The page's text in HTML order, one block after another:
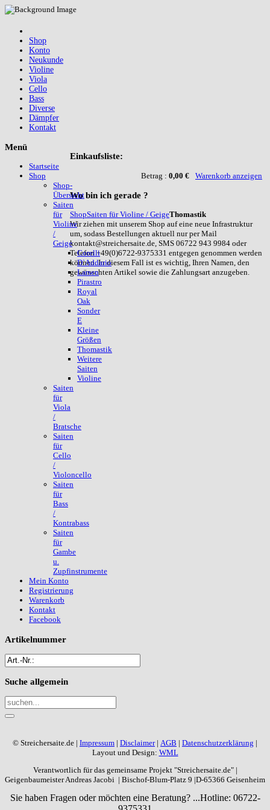
Shop
Konto
Neukunde
Violine
Viola
Cello
Bass
Diverse
Dämpfer
Kontakt
Einkaufsliste:
Betrag : 0,00 € Warenkorb anzeigen
Wobin ich gerade ?
ShopSaiten für Violine / GeigeThomastik
Wir ziehen mit unserem Shop auf eine neue Infrastruktur
um, sodass Bestellungen aktuell nur per Mail
kontakt@streichersaite.de, SMS 06722 943 9984 oder
Telefon +49(0)6722-9375331 entgegen genommen werden
können. In diesem Fall ist es wichtig, Ihren Namen, den
gewünschten Artikel sowie die Zahlungsart anzugeben.
Menü
Startseite
Shop
Shop-
Übersicht
Saiten
für
Violine
/
Geige
Corelli
D`Addario
Larsen
Pirastro
Royal
Oak
Sonder
E
Kleine
Größen
Thomastik
Weitere
Saiten
Violine
Saiten
für
Viola
/
Bratsche
Saiten
für
Cello
/
Violoncello
Saiten
für
Bass
/
Kontrabass
Saiten
für
Gambe
u.
Zupfinstrumente
Mein Konto
Registrierung
Warenkorb
Kontakt
Facebook
Artikelnummer
Suche allgemein
© Streichersaite.de | Impressum | Disclaimer| AGB | Datenschutzerklärung |
Layout und Design: WML
Verantwortlich für das gemeinsame Projekt "Streichersaite.de" |
Geigenbaumeister Andreas Jacobi | Bischof-Blum-Platz 9 |D-65366 Geisenheim
Sie haben Fragen oder möchten eine Beratung? ...Hotline: 06722-